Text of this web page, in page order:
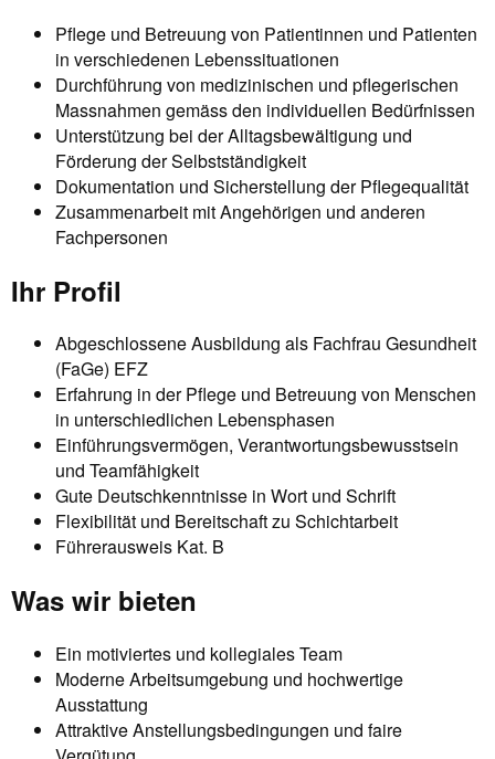
Pflege und Betreuung von Patientinnen und Patienten
in verschiedenen Lebenssituationen
Durchführung von medizinischen und pflegerischen
Massnahmen gemäss den individuellen Bedürfnissen
Unterstützung bei der Alltagsbewältigung und
Förderung der Selbstständigkeit
Dokumentation und Sicherstellung der Pflegequalität
Zusammenarbeit mit Angehörigen und anderen
Fachpersonen
Ihr Profil
Abgeschlossene Ausbildung als Fachfrau Gesundheit
(FaGe) EFZ
Erfahrung in der Pflege und Betreuung von Menschen
in unterschiedlichen Lebensphasen
Einführungsvermögen, Verantwortungsbewusstsein
und Teamfähigkeit
Gute Deutschkenntnisse in Wort und Schrift
Flexibilität und Bereitschaft zu Schichtarbeit
Führerausweis Kat. B
Was wir bieten
Ein motiviertes und kollegiales Team
Moderne Arbeitsumgebung und hochwertige
Ausstattung
Attraktive Anstellungsbedingungen und faire